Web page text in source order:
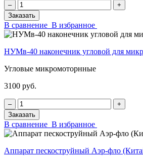
‒
+
Заказать
В сравнение В избранное
НУМв-40 наконечник угловой для
Угловые микромоторнные
3100 руб.
‒
+
Заказать
В сравнение В избранное
Аппарат пескоструйный Аэр-фло